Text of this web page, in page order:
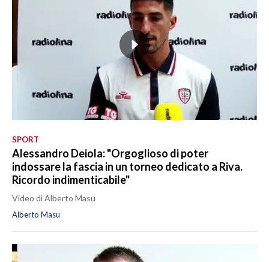
SPORT
Alessandro Deiola: "Orgoglioso di poter
indossare la fascia in un torneo dedicato a Riva.
Ricordo indimenticabile"
Video di Alberto Masu
Alberto Masu